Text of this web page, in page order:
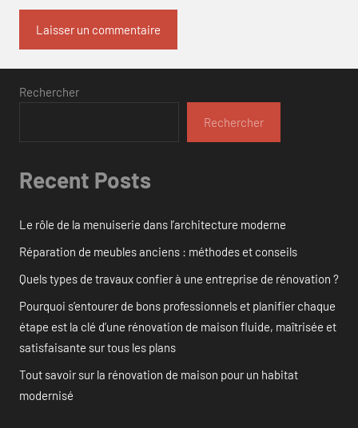
Rechercher
Rechercher
Recent Posts
Le rôle de la menuiserie dans l’architecture moderne
Réparation de meubles anciens : méthodes et conseils
Quels types de travaux confier à une entreprise de rénovation ?
Pourquoi s’entourer de bons professionnels et planifier chaque
étape est la clé d’une rénovation de maison fluide, maîtrisée et
satisfaisante sur tous les plans
Tout savoir sur la rénovation de maison pour un habitat
modernisé